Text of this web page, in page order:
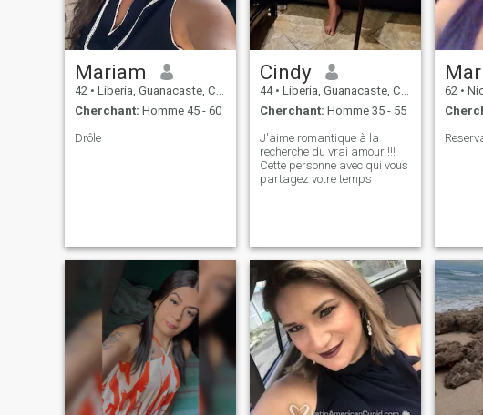
Mariam
42 • Liberia, Guanacaste, Costa Rica
Cherchant: Homme 45 - 60
Drôle
Cindy
44 • Liberia, Guanacaste, Costa Rica
Cherchant: Homme 35 - 55
J'aime romantique à la
recherche du vrai amour !!!
Cette personne avec qui vous
partagez votre temps
Mar
62 •